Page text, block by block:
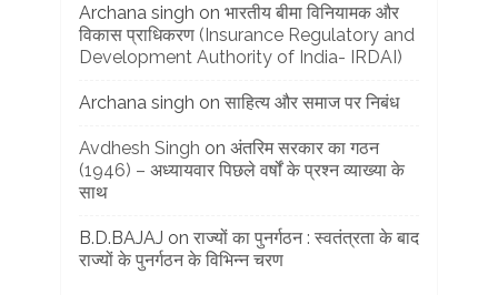
Archana singh on भारतीय बीमा विनियामक और
विकास प्राधिकरण (Insurance Regulatory and
Development Authority of India- IRDAI)
Archana singh on साहित्य और समाज पर निबंध
Avdhesh Singh on अंतरिम सरकार का गठन
(1946) – अध्यायवार पिछले वर्षों के प्रश्न व्याख्या के
साथ
B.D.BAJAJ on राज्यों का पुनर्गठन : स्वतंत्रता के बाद
राज्यों के पुनर्गठन के विभिन्न चरण